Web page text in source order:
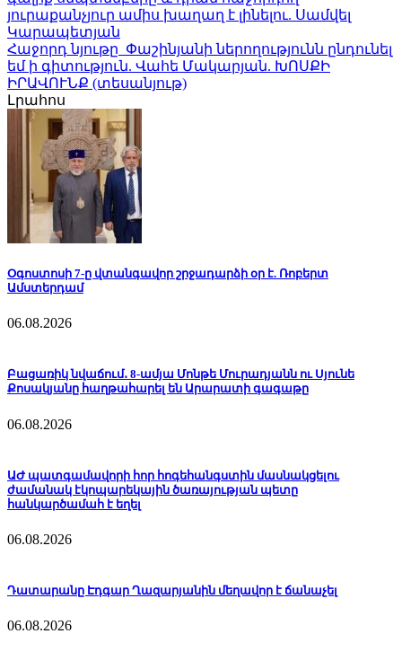
յուրաքանչյուր ամիս խաղաղ է լինելու. Սամվել
Կարապետյան
Հաջորդ նյութը Փաշինյանի ներողությունն ընդունել
եմ ի գիտություն. Վահե Մակարյան. ԽՈՍՔԻ
ԻՐԱՎՈՒՆՔ (տեսանյութ)
Լրահոս
Օգոստոսի 7-ը վտանգավոր շրջադարձի օր է. Ռոբերտ
Ամստերդամ
06.08.2026
Բացառիկ նվաճում․ 8-ամյա Մոնթե Մուրադյանն ու Սյունե
Քոսակյանը հաղթահարել են Արարատի գագաթը
06.08.2026
ԱԺ պատգամավորի հոր հոգեհանգստին մասնակցելու
ժամանակ էկոպարեկային ծառայության պետը
հանկարծամահ է եղել
06.08.2026
Դատարանը Էդգար Ղազարյանին մեղավոր է ճանաչել
06.08.2026